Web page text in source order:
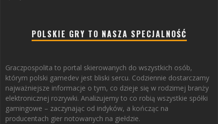
POLSKIE GRY TO NASZA SPECJALNOŚĆ
Graczpospolita to portal skierowanych do wszystkich osób,
którym polski gamedev jest bliski sercu. Codziennie dostarczamy
najważniejsze informacje o tym, co dzieje się w rodzimej branży
elektronicznej rozrywki. Analizujemy to co robią wszystkie spółki
gamingowe – zaczynając od indyków, a kończąc na
producentach gier notowanych na giełdzie.